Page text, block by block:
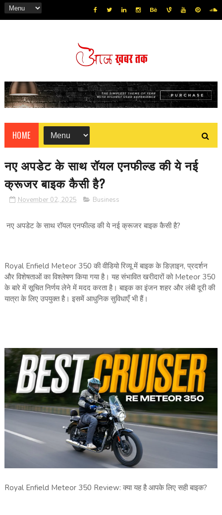
HOME
नए अपडेट के साथ रॉयल एनफील्ड की ये नई
क्रूजर बाइक कैसी है?
November 02, 2025 Business
नए अपडेट के साथ रॉयल एनफील्ड की ये नई क्रूजर बाइक कैसी है?
Royal Enfield Meteor 350 की वीडियो रिव्यू में बाइक के डिज़ाइन, प्रदर्शन
और विशेषताओं का विश्लेषण किया गया है। यह संभावित खरीदारों को Meteor 350
के बारे में सूचित निर्णय लेने में मदद करता है। बाइक का इंजन शहर और लंबी दूरी की
यात्रा के लिए उपयुक्त है। इसमें आधुनिक सुविधाएँ भी हैं।
Royal Enfield Meteor 350 Review: क्या यह है आपके लिए सही बाइक?